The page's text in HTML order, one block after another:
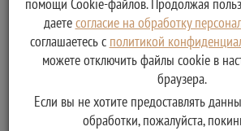
даетесогласие на обработку
соглашаетесь с политикой
можете отключить файлы cookie в
браузера.
Если вы не хотите предоставлять
обработки, пожалуйста,